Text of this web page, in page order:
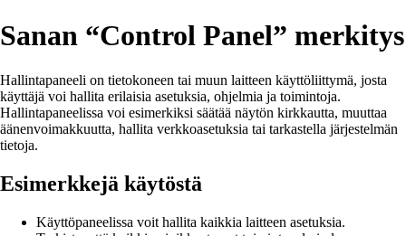
Sanan “Control Panel” merkitys
Hallintapaneeli on tietokoneen tai muun laitteen käyttöliittymä, josta
käyttäjä voi hallita erilaisia asetuksia, ohjelmia ja toimintoja.
Hallintapaneelissa voi esimerkiksi säätää näytön kirkkautta, muuttaa
äänenvoimakkuutta, hallita verkkoasetuksia tai tarkastella järjestelmän
tietoja.
Esimerkkejä käytöstä
Käyttöpaneelissa voit hallita kaikkia laitteen asetuksia.